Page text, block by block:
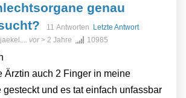
genau
11 Antworten
Letzte Antwort
vor> 2 Jahre 10985
Ärztin auch 2 Finger in meine
gesteckt und es tat einfach unfassbar